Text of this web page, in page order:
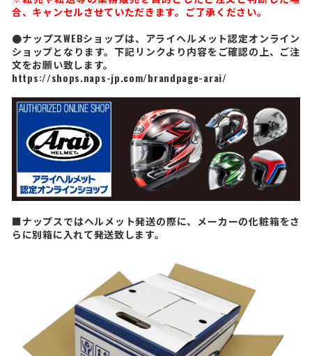
合、キャンセルさせていただきます。ご了承ください。
●ナップスWEBショップは、アライヘルメット認定オンライン
ショップとなります。下記リンクより内容をご確認の上、ご注
文をお願い致します。
https://shops.naps-jp.com/brandpage-arai/
■ナップスではヘルメット発送の際に、メーカーの化粧箱をさ
らに別箱に入れて発送致します。